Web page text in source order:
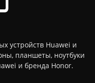
устройств Huawei и
планшеты, ноутбуки
и бренда Honor.